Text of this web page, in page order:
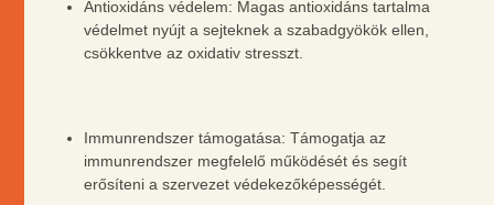
Antioxidáns védelem: Magas antioxidáns tartalma
védelmet nyújt a sejteknek a szabadgyökök ellen,
csökkentve az oxidativ stresszt.
Immunrendszer támogatása: Támogatja az
immunrendszer megfelelő működését és segít
erősíteni a szervezet védekezőképességét.